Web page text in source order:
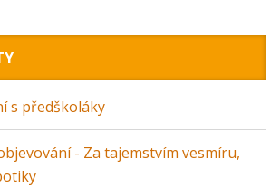
s předškoláky
- Za tajemstvím vesmíru,